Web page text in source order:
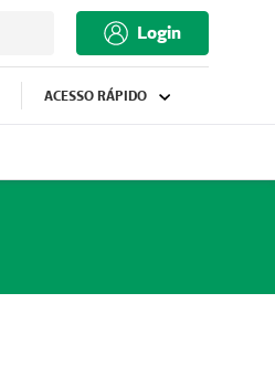
Login
ACESSO RÁPIDO